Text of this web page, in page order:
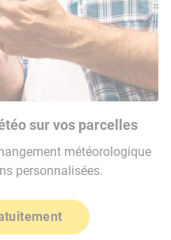
sur vos parcelles
météorologique
personnalisées.